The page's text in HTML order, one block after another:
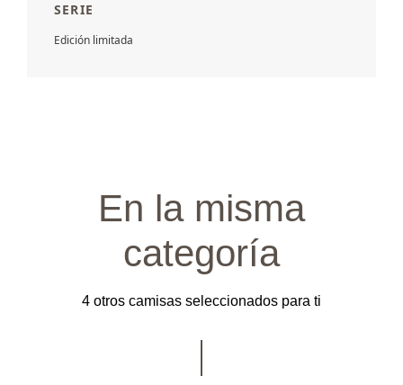
SERIE
Edición limitada
En la misma
categoría
4 otros camisas seleccionados para ti